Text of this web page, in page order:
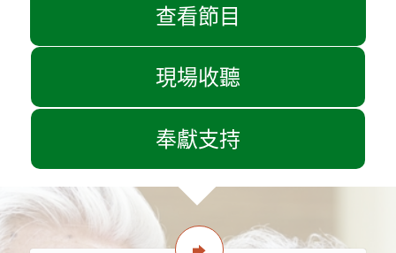
查看節目
現場收聽
奉獻支持